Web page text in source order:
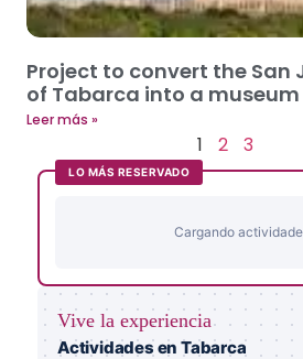
Project to convert the San
of Tabarca into a museum
Leer más »
1 2 3
LO MÁS RESERVADO
Cargando
Vive la experiencia
Actividades en Tabarca